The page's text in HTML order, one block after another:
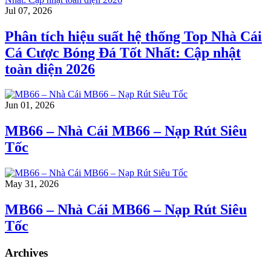
Jul 07, 2026
Phân tích hiệu suất hệ thống Top Nhà Cái
Cá Cược Bóng Đá Tốt Nhất: Cập nhật
toàn diện 2026
Jun 01, 2026
MB66 – Nhà Cái MB66 – Nạp Rút Siêu
Tốc
May 31, 2026
MB66 – Nhà Cái MB66 – Nạp Rút Siêu
Tốc
Archives